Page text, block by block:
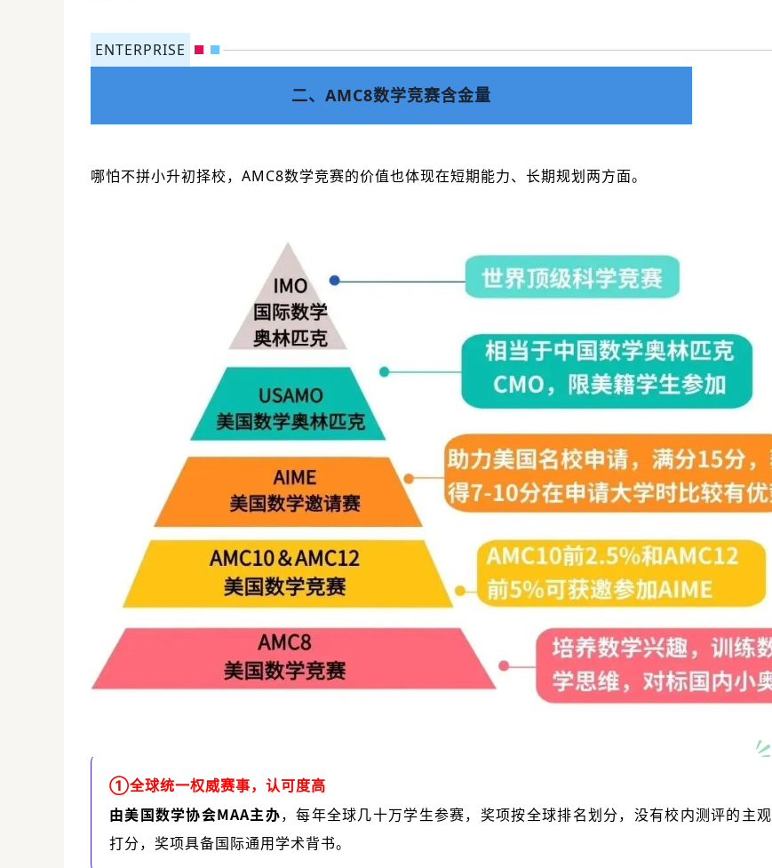
ENTERPRISE
二、AMC8数学竞赛含金量
哪怕不拼小升初择校，AMC8数学竞赛的价值也体现在短期能力、长期规划两方面。
①全球统一权威赛事，认可度高
由美国数学协会MAA主办，每年全球几十万学生参赛，奖项按全球排名划分，没有校内测评的主观
打分，奖项具备国际通用学术背书。